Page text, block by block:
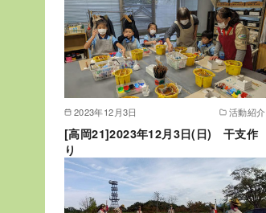
2023年12月3日 活動紹介
[高岡21]2023年12月3日(日) 干支作
り